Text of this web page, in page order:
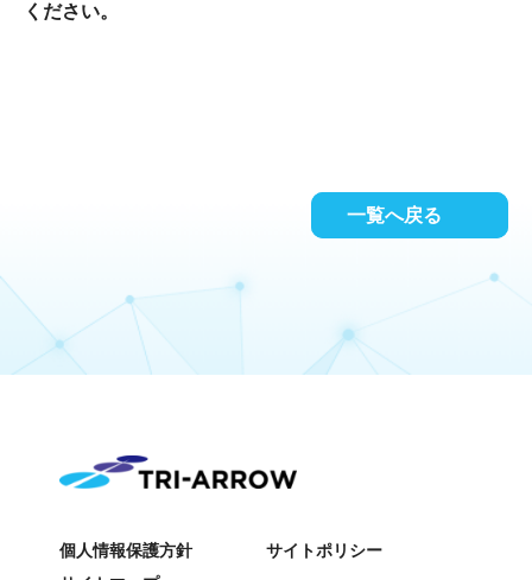
ください。
一覧へ戻る
個人情報保護方針
サイトポリシー